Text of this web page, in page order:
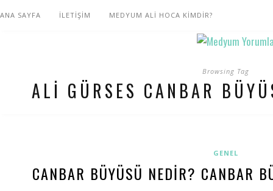
ANA SAYFA İLETİŞİM MEDYUM ALİ HOCA KİMDİR?
Browsing Tag
ALI GÜRSES CANBAR
GENEL
CANBAR BÜYÜSÜ NEDIR? CANBAR